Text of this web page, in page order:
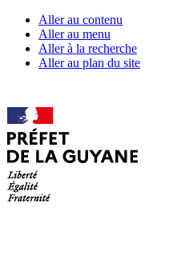
Aller au contenu
Aller au menu
Aller à la recherche
Aller au plan du site